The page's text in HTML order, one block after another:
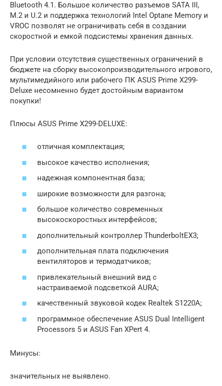
Bluetooth 4.1. Большое количество разъемов SATA III,
M.2 и U.2 и поддержка технологий Intel Optane Memory и
VROC позволят не ограничивать себя в создании
скоростной и емкой подсистемы хранения данных.
При условии отсутствия существенных ограничений в
бюджете на сборку высокопроизводительного игрового,
мультимедийного или рабочего ПК ASUS Prime X299-
Deluxe несомненно будет достойным вариантом
покупки!
Плюсы ASUS Prime X299-DELUXE:
отличная комплектация;
высокое качество исполнения;
надежная компонентная база;
широкие возможности для разгона;
большое количество современных
высокоскоростных интерфейсов;
дополнительный контроллер ThunderboltEX3;
дополнительная плата подключения
вентиляторов и термодатчиков;
привлекательный внешний вид c
настраиваемой подсветкой AURA;
качественный звуковой кодек Realtek S1220A;
программное обеспечение ASUS Dual Intelligent
Processors 5 и ASUS Fan XPert 4.
Минусы:
значительных не выявлено.